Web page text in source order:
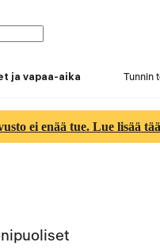
ja vapaa-aika Tunnin
ei enää tue. Lue lisää